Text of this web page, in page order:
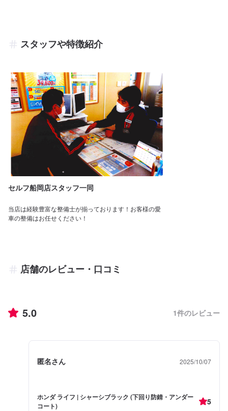
スタッフや特徴紹介
セルフ船岡店スタッフ一同
当店は経験豊富な整備士が揃っております！お客様の愛
車の整備はお任せください！
店舗のレビュー・口コミ
5.0 1件のレビュー
匿名さん 2025/10/07
ホンダ ライフ | シャーシブラック (下回り防錆・アンダー
コート)
5